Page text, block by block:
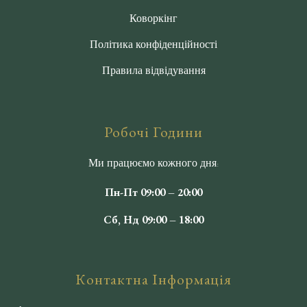
Коворкінг
Політика конфіденційності
Правила відвідування
Робочі Години
Ми працюємо кожного дня:
Пн-Пт 09:00 – 20:00
Сб, Нд 09:00 – 18:00
Контактна Інформація